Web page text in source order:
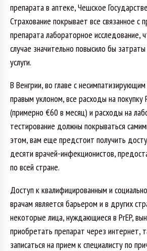
препарата в аптеке, Чешское
Страхование покрывает все связанное с
препарата лабораторное исследование,
случае значительно повысило бы
услуги.
В Венгрии, во главе с
правым уклоном, все расходы на покупку
(примерно €60 в месяц) и расходы на
тестирование должны покрываться
этом, вам еще предстоит получить
десяти врачей-инфекционистов,
по всей стране.
Доступ к квалифицированным и
врачам является барьером и в других
некоторые лица, нуждающиеся в PrEP,
приобретать препарат через интернет,
записаться на прием к специалисту по